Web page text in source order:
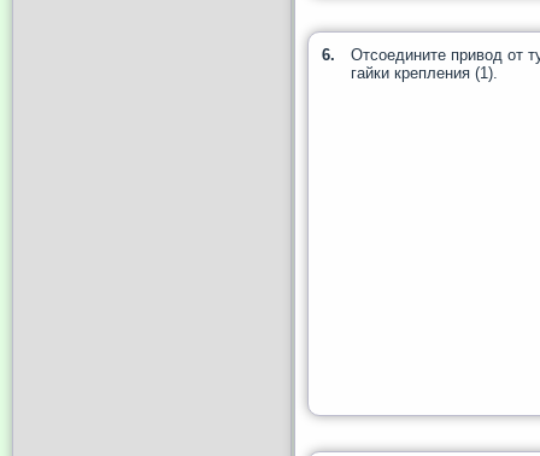
6.
Отсоедините привод от
гайки крепления (1).